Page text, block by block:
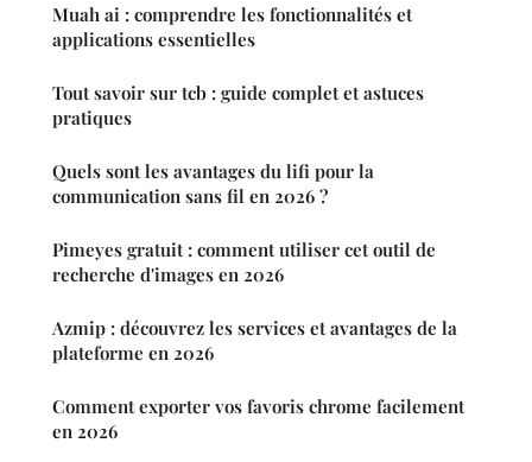
Muah ai : comprendre les fonctionnalités et
applications essentielles
Tout savoir sur tcb : guide complet et astuces
pratiques
Quels sont les avantages du lifi pour la
communication sans fil en 2026 ?
Pimeyes gratuit : comment utiliser cet outil de
recherche d'images en 2026
Azmip : découvrez les services et avantages de la
plateforme en 2026
Comment exporter vos favoris chrome facilement
en 2026